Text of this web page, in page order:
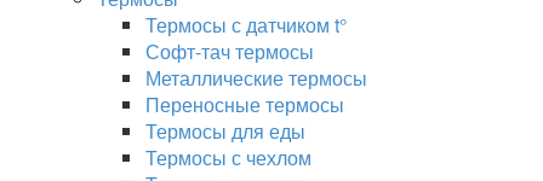
Термосы с датчиком t°
Софт-тач термосы
Металлические термосы
Переносные термосы
Термосы для еды
Термосы с чехлом